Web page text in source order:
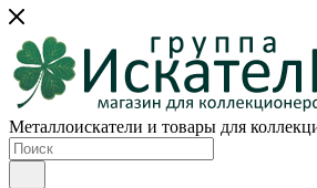
Металлоискатели и товары для